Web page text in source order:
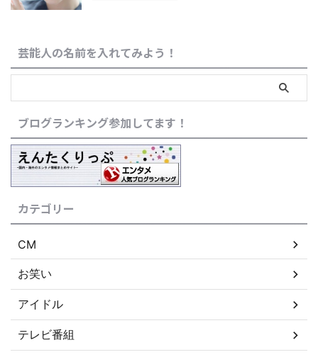
芸能人の名前を入れてみよう！
ブログランキング参加してます！
カテゴリー
CM
お笑い
アイドル
テレビ番組